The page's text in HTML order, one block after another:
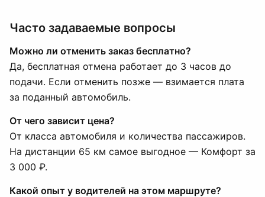
Часто задаваемые вопросы
Можно ли отменить заказ бесплатно?
Да, бесплатная отмена работает до 3 часов до
подачи. Если отменить позже — взимается плата
за поданный автомобиль.
От чего зависит цена?
От класса автомобиля и количества пассажиров.
На дистанции 65 км самое выгодное — Комфорт за
3 000 ₽.
Какой опыт у водителей на этом маршруте?